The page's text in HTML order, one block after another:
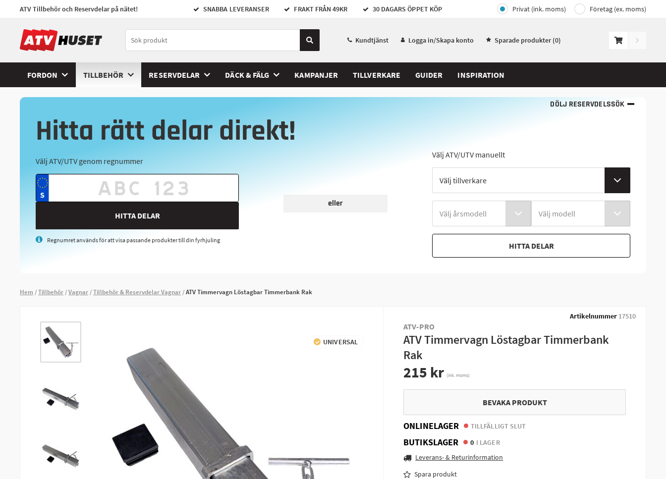
ATV Tillbehör och Reservdelar på nätet! SNABBA LEVERANSER FRAKT FRÅN 49KR 30 DAGARS ÖPPET KÖP Privat (ink. moms) Företag (ex. moms)
Kundtjänst Logga in/Skapa konto Sparade produkter (0)
FORDON TILLBEHÖR RESERVDELAR DÄCK & FÄLG KAMPANJER TILLVERKARE GUIDER INSPIRATION
DÖLJ RESERVDELSSÖK
Hitta rätt delar direkt!
Välj ATV/UTV genom regnummer
HITTA DELAR
Regnumret används för att visa passande produkter till din fyrhjuling
eller
Välj ATV/UTV manuellt
HITTA DELAR
Hem Tillbehör Vagnar Tillbehör & Reservdelar Vagnar ATV Timmervagn Löstagbar Timmerbank Rak
UNIVERSAL
Artikelnummer 17510
ATV-PRO
ATV Timmervagn Löstagbar Timmerbank
Rak
215 kr (ink. moms)
BEVAKA PRODUKT
ONLINELAGER TILLFÄLLIGT SLUT
BUTIKSLAGER 0 I LAGER
Leverans- & Returinformation
Spara produkt